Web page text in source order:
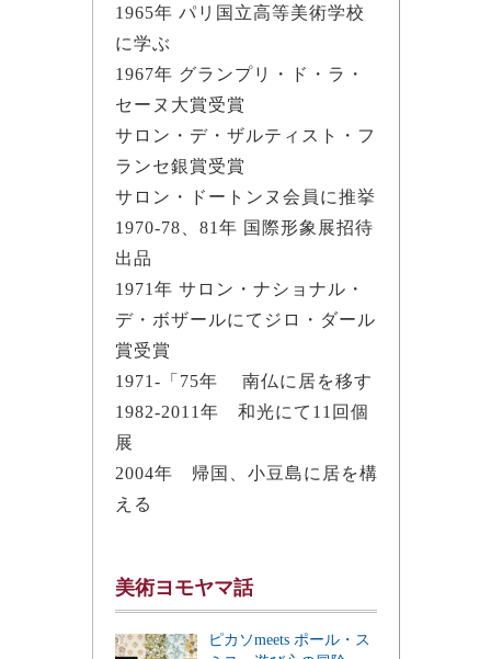
1965年 パリ国立高等美術学校
に学ぶ
1967年 グランプリ・ド・ラ・
セーヌ大賞受賞
サロン・デ・ザルティスト・フ
ランセ銀賞受賞
サロン・ドートンヌ会員に推挙
1970-78、81年 国際形象展招待
出品
1971年 サロン・ナショナル・
デ・ボザールにてジロ・ダール
賞受賞
1971-「75年 南仏に居を移す
1982-2011年 和光にて11回個
展
2004年 帰国、小豆島に居を構
える
美術ヨモヤマ話
ピカソmeets ポール・ス